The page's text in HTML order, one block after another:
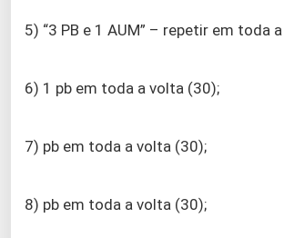
5) “3 PB e 1 AUM” – repetir em toda
6) 1 pb em toda a volta (30);
7) pb em toda a volta (30);
8) pb em toda a volta (30);